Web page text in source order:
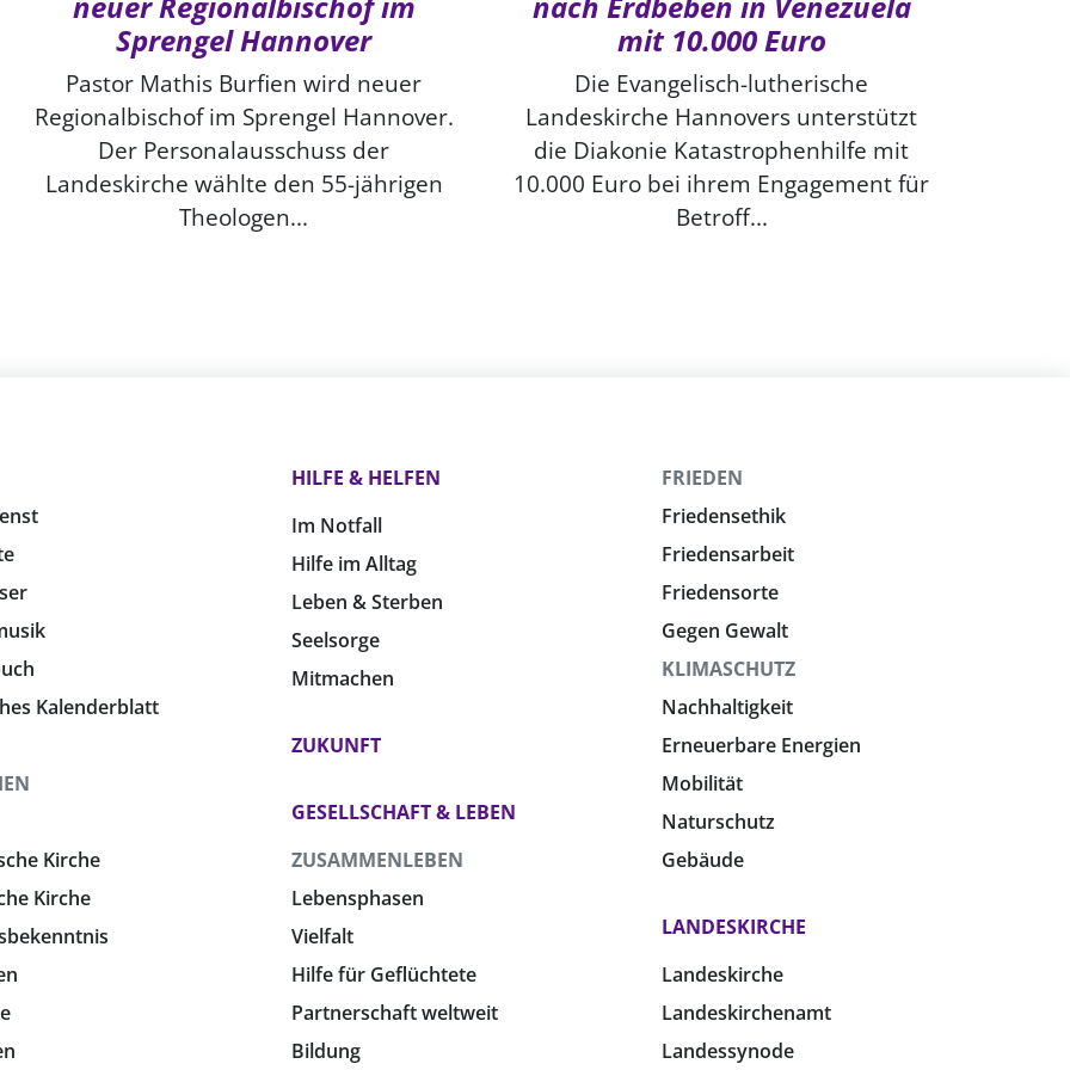
Sprengel Hannover
Pastor Mathis Burfien wird neuer
Regionalbischof im Sprengel Hannover.
Der Personalausschuss der
Landeskirche wählte den 55-jährigen
Theologen...
mit 10.000 Euro
Die Evangelisch-lutherische
Landeskirche Hannovers unterstützt
die Diakonie Katastrophenhilfe mit
10.000 Euro bei ihrem Engagement für
Betroff...
Kalenderblatt
Kirche
Kirche
HILFE & HELFEN
Im Notfall
Hilfe im Alltag
Leben & Sterben
Seelsorge
Mitmachen
ZUKUNFT
GESELLSCHAFT & LEBEN
ZUSAMMENLEBEN
Lebensphasen
Vielfalt
Hilfe für Geflüchtete
Partnerschaft weltweit
Bildung
FRIEDEN
Friedensethik
Friedensarbeit
Friedensorte
Gegen Gewalt
KLIMASCHUTZ
Nachhaltigkeit
Erneuerbare Energien
Mobilität
Naturschutz
Gebäude
LANDESKIRCHE
Landeskirche
Landeskirchenamt
Landessynode